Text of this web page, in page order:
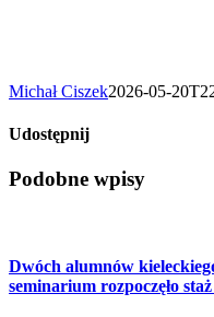
Michał Ciszek2026-05-
Udostępnij
Facebook
X
LinkedIn
WhatsApp
Pinterest
Email
Podobne wpisy
Dwóch alumnów
seminarium rozpoczęło